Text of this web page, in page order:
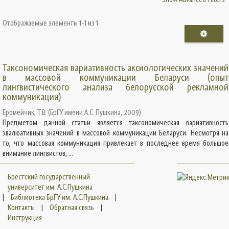
Отображаемые элементы 1-1 из 1
Таксономическая вариативность аксиологических значений
в массовой коммуникации Беларуси (опыт
лингвистического анализа белорусской рекламной
коммуникации)
Еромейчик, Т.В. (БрГУ имени А.С. Пушкина, 2009)
Предметом данной статьи является таксономическая вариативность
эвалюативных значений в массовой коммуникации Беларуси. Несмотря на
то, что массовая коммуникация привлекает в последнее время большое
внимание лингвистов, ...
Брестский государственный
университет им. А.С.Пушкина
|
Библиотека БрГУ им. А.С.Пушкина
|
Контакты
| Обратная связь
|
Инструкция